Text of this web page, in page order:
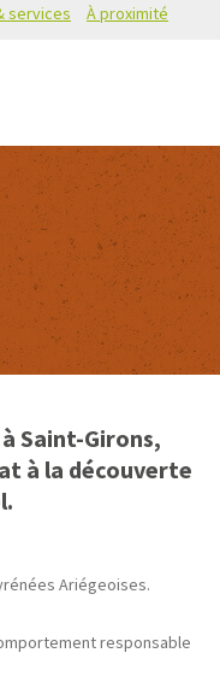
services À proximité
Saint-Girons,
à la découverte
Ariégeoises.
responsable